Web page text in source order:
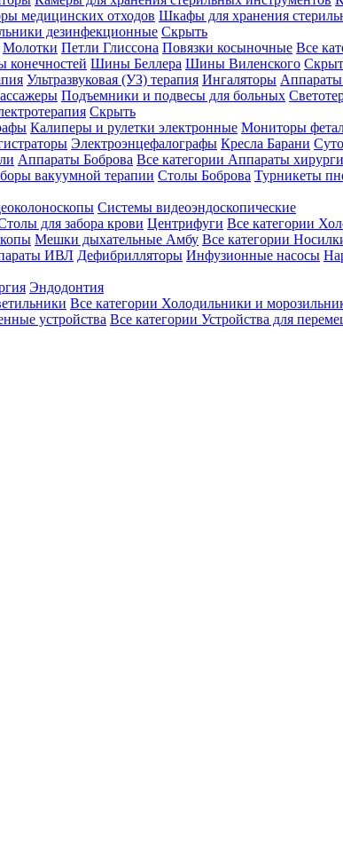
медицинских отходов Шкафы для хранения
дезинфекционные Скрыть
Молотки Петли Глиссона Повязки косыночные Все
конечностей Шины Беллера Шины Виленского
Ультразвуковая (УЗ) терапия Ингаляторы Аппараты
Подъемники и подвесы для больных
Скрыть
Калиперы и рулетки электронные Мониторы
Электроэнцефалографы Кресла Барани
Аппараты Боброва Все категории Аппараты
вакуумной терапии Столы Боброва Турникеты
Системы видеоэндоскопические
для забора крови Центрифуги Все категории
Мешки дыхательные Амбу Все категории
ИВЛ Дефибрилляторы Инфузионные насосы
Эндодонтия
Все категории Холодильники и
устройства Все категории Устройства для